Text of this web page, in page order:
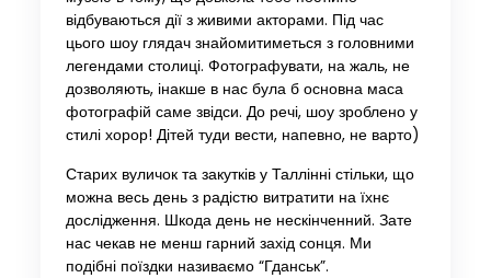
відбуваються дії з живими акторами. Під час
цього шоу глядач знайомитиметься з головними
легендами столиці. Фотографувати, на жаль, не
дозволяють, інакше в нас була б основна маса
фотографій саме звідси. До речі, шоу зроблено у
стилі хорор! Дітей туди вести, напевно, не варто)
Старих вуличок та закутків у Таллінні стільки, що
можна весь день з радістю витратити на їхнє
дослідження. Шкода день не нескінченний. Зате
нас чекав не менш гарний захід сонця. Ми
подібні поїздки називаємо “Гданськ”.